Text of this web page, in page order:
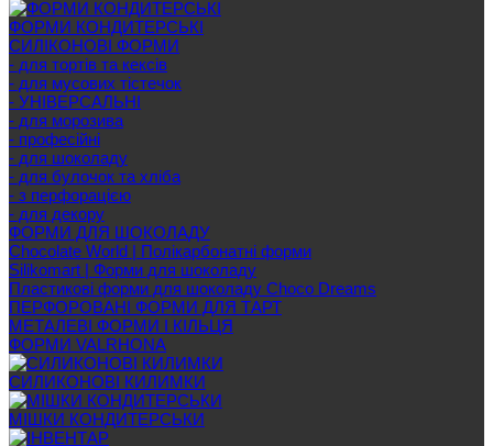
ФОРМИ КОНДИТЕРСЬКІ
СИЛІКОНОВІ ФОРМИ
- для тортів та кексів
- для мусових тістечок
- УНІВЕРСАЛЬНІ
- для морозива
- професійні
- для шоколаду
- для булочок та хліба
- з перфорацією
- для декору
ФОРМИ ДЛЯ ШОКОЛАДУ
Chocolate World | Полікарбонатні форми
Silikomart | Форми для шоколаду
Пластикові форми для шоколаду Choco Dreams
ПЕРФОРОВАНІ ФОРМИ ДЛЯ ТАРТ
МЕТАЛЕВІ ФОРМИ І КІЛЬЦЯ
ФОРМИ VALRHONA
СИЛИКОНОВІ КИЛИМКИ
МІШКИ КОНДИТЕРСЬКИ